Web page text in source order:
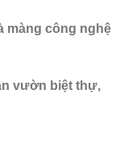
màng công nghệ
vườn biệt thự,